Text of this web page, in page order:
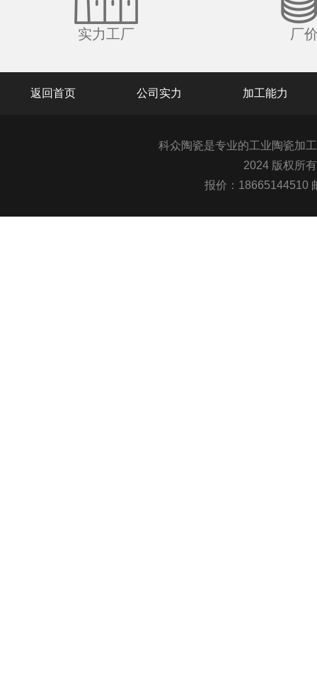
实力工厂 厂
返回首页 公司实力 加工能力
科众陶瓷是专业的工业陶瓷加
2024 版权所
报价：18665144510